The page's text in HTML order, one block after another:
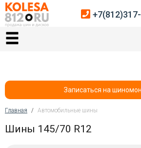
Главная
Автосервис
Датчики давления
Записаться на
Вы здесь
Главная / Автомобильные шины
Шины 145/70 R12